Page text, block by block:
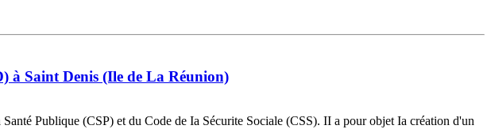
à Saint Denis (Ile de La Réunion)
Publique (CSP) et du Code de Ia Sécurite Sociale (CSS). II a pour objet Ia création d'un